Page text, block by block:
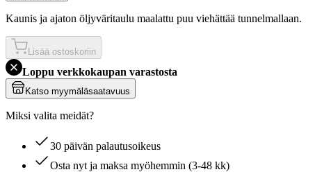
Kaunis ja ajaton öljyväritaulu maalattu puu viehättää tunnelmallaan.
Lisää ostoskoriin
Loppu verkkokaupan varastosta
Katso myymäläsaatavuus
Miksi valita meidät?
30 päivän palautusoikeus
Osta nyt ja maksa myöhemmin (3-48 kk)